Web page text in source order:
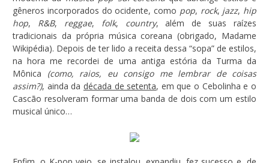
gêneros incorporados do ocidente, como pop, rock, jazz, hip
hop, R&B, reggae, folk, country, além de suas raízes
tradicionais da própria música coreana (obrigado, Madame
Wikipédia). Depois de ter lido a receita dessa “sopa” de estilos,
na hora me recordei de uma antiga estória da Turma da
Mônica (como, raios, eu consigo me lembrar de coisas
assim?), ainda da década de setenta, em que o Cebolinha e o
Cascão resolveram formar uma banda de dois com um estilo
musical único…